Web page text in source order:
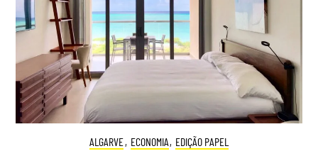
ALGARVE, ECONOMIA, EDIÇÃO PAPEL